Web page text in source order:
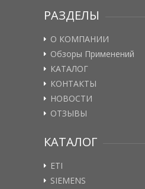
РАЗДЕЛЫ
О КОМПАНИИ
Обзоры Применений
КАТАЛОГ
КОНТАКТЫ
НОВОСТИ
ОТЗЫВЫ
КАТАЛОГ
ETI
SIEMENS